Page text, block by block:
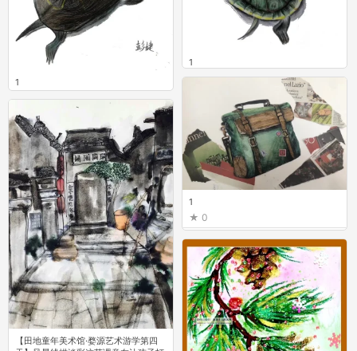
1
0
1
0
1
0
【田地童年美术馆·婺源艺术游学第四